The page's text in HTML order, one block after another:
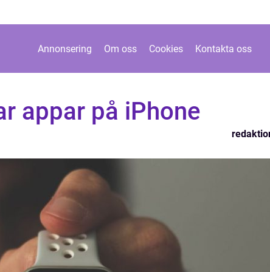
Annonsering Om oss Cookies Kontakta oss
appar på iPhone